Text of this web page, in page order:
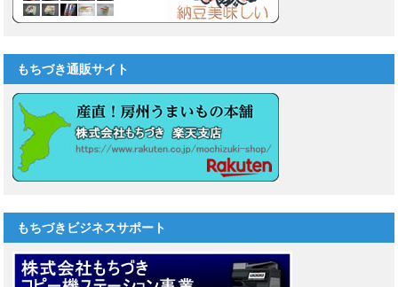
もちづき通販サイト
もちづきビジネスサポート